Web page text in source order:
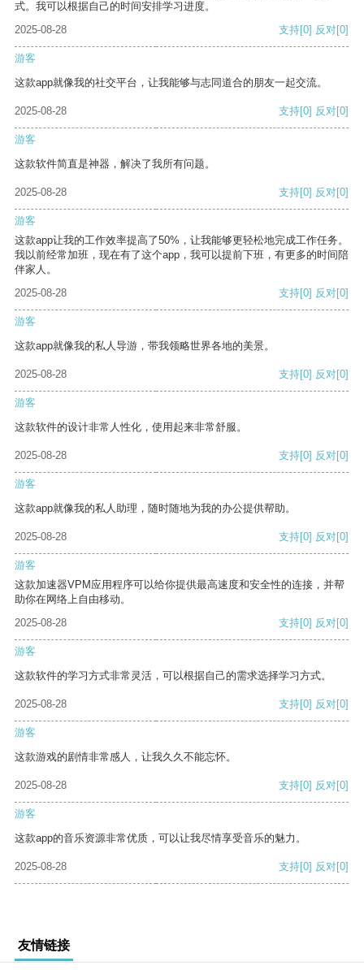
式。我可以根据自己的时间安排学习进度。
2025-08-28
支持[0] 反对[0]
游客
这款app就像我的社交平台，让我能够与志同道合的朋友一起交流。
2025-08-28 支持[0] 反对[0]
游客
这款软件简直是神器，解决了我所有问题。
2025-08-28 支持[0] 反对[0]
游客
这款app让我的工作效率提高了50%，让我能够更轻松地完成工作任务。
我以前经常加班，现在有了这个app，我可以提前下班，有更多的时间陪
伴家人。
2025-08-28
支持[0] 反对[0]
游客
这款app就像我的私人导游，带我领略世界各地的美景。
2025-08-28 支持[0] 反对[0]
游客
这款软件的设计非常人性化，使用起来非常舒服。
2025-08-28 支持[0] 反对[0]
游客
这款app就像我的私人助理，随时随地为我的办公提供帮助。
2025-08-28 支持[0] 反对[0]
游客
这款加速器VPM应用程序可以给你提供最高速度和安全性的连接，并帮
助你在网络上自由移动。
2025-08-28
支持[0] 反对[0]
游客
这款软件的学习方式非常灵活，可以根据自己的需求选择学习方式。
2025-08-28 支持[0] 反对[0]
游客
这款游戏的剧情非常感人，让我久久不能忘怀。
2025-08-28 支持[0] 反对[0]
游客
这款app的音乐资源非常优质，可以让我尽情享受音乐的魅力。
2025-08-28 支持[0] 反对[0]
友情链接